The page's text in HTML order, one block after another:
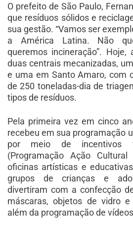
O prefeito de São Paulo,
que resíduos sólidos e
sua gestão. “Vamos ser
a América Latina. Não
queremos incineração”.
duas centrais mecanizadas,
e uma em Santo Amaro, com
de 250 toneladas-dia de
tipos de resíduos.
Pela primeira vez em cinco
recebeu em sua programação
por meio de incentivos
(Programação Ação
oficinas artísticas e
grupos de crianças e
divertiram com a confecção
máscaras, objetos de vidro
além da programação de